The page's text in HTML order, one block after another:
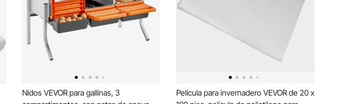
Nidos VEVOR para gallinas, 3
Película para invernadero VEVOR de 20 x